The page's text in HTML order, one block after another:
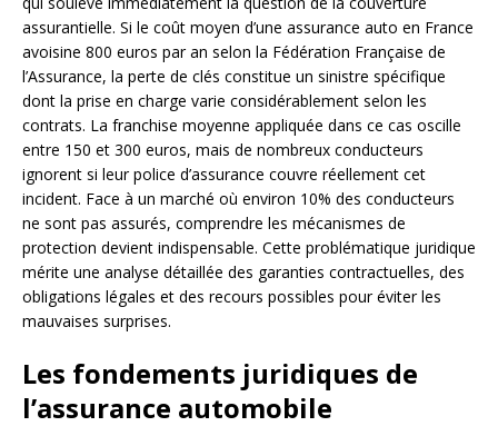
assurantielle. Si le coût moyen d’une assurance auto en France
avoisine 800 euros par an selon la Fédération Française de
l’Assurance, la perte de clés constitue un sinistre spécifique
dont la prise en charge varie considérablement selon les
contrats. La franchise moyenne appliquée dans ce cas oscille
entre 150 et 300 euros, mais de nombreux conducteurs
ignorent si leur police d’assurance couvre réellement cet
incident. Face à un marché où environ 10% des conducteurs
ne sont pas assurés, comprendre les mécanismes de
protection devient indispensable. Cette problématique juridique
mérite une analyse détaillée des garanties contractuelles, des
obligations légales et des recours possibles pour éviter les
mauvaises surprises.
Les fondements juridiques de
l’assurance automobile